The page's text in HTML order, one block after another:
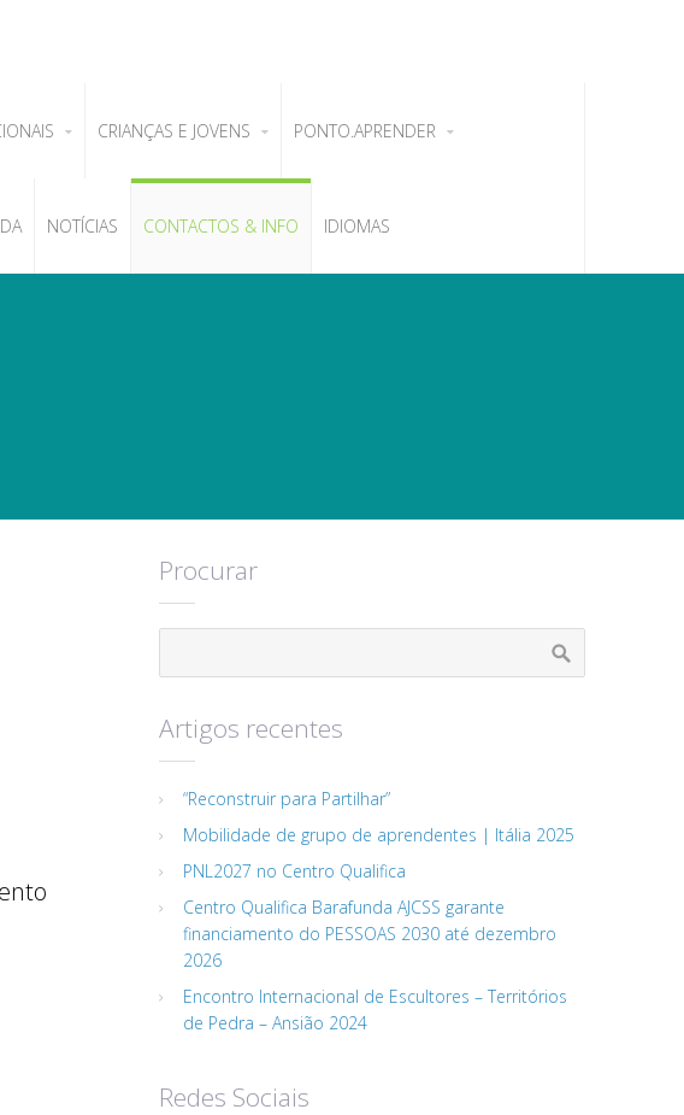
CRIANÇAS E JOVENS PONTO.APRENDER
NOTÍCIAS CONTACTOS & INFO IDIOMAS
Procurar
Artigos recentes
“Reconstruir para Partilhar”
Mobilidade de grupo de aprendentes | Itália 2025
PNL2027 no Centro Qualifica
Centro Qualifica Barafunda AJCSS garante
financiamento do PESSOAS 2030 até dezembro
2026
Encontro Internacional de Escultores – Territórios
de Pedra – Ansião 2024
Redes Sociais